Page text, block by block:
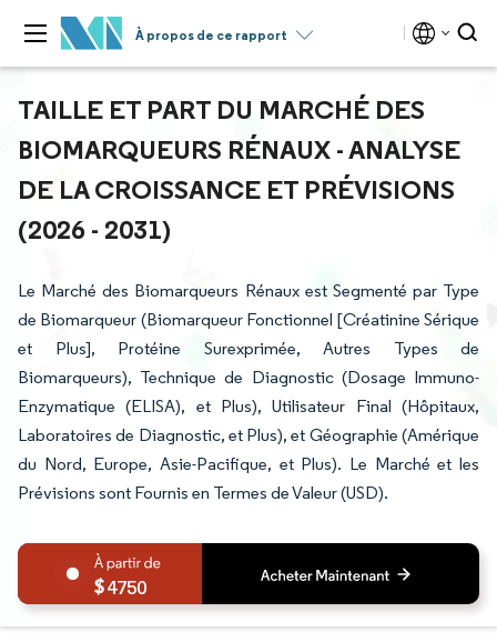
À propos de ce rapport
TAILLE ET PART DU MARCHÉ DES
BIOMARQUEURS RÉNAUX - ANALYSE
DE LA CROISSANCE ET PRÉVISIONS
(2026 - 2031)
Le Marché des Biomarqueurs Rénaux est Segmenté par Type
de Biomarqueur (Biomarqueur Fonctionnel [Créatinine Sérique
et Plus], Protéine Surexprimée, Autres Types de
Biomarqueurs), Technique de Diagnostic (Dosage Immuno-
Enzymatique (ELISA), et Plus), Utilisateur Final (Hôpitaux,
Laboratoires de Diagnostic, et Plus), et Géographie (Amérique
du Nord, Europe, Asie-Pacifique, et Plus). Le Marché et les
Prévisions sont Fournis en Termes de Valeur (USD).
4750